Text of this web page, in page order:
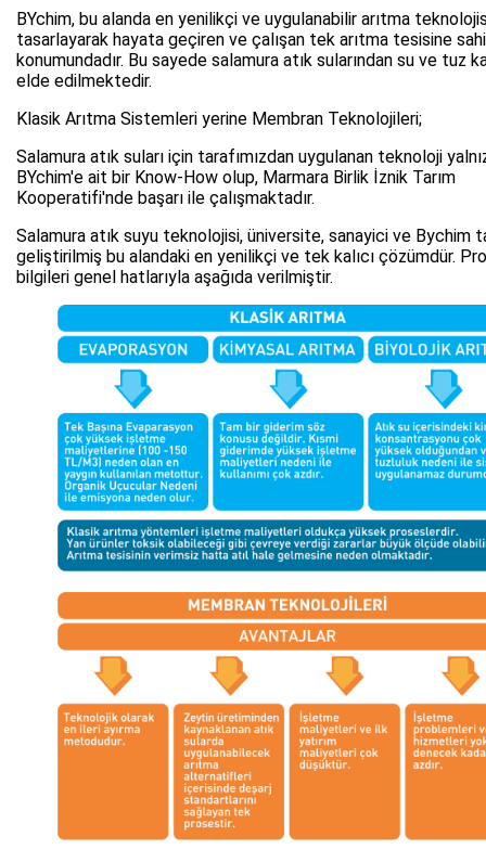
BYchim, bu alanda en yenilikçi ve uygulanabilir arıtma
tasarlayarak hayata geçiren ve çalışan tek arıtma tesisine
konumundadır. Bu sayede salamura atık sularından su ve tuz
elde edilmektedir.
Klasik Arıtma Sistemleri yerine Membran Teknolojileri;
Salamura atık suları için tarafımızdan uygulanan teknoloji
BYchim'e ait bir Know-How olup, Marmara Birlik İznik Tarım
Kooperatifi'nde başarı ile çalışmaktadır.
Salamura atık suyu teknolojisi, üniversite, sanayici ve Bychim
geliştirilmiş bu alandaki en yenilikçi ve tek kalıcı çözümdür.
bilgileri genel hatlarıyla aşağıda verilmiştir.